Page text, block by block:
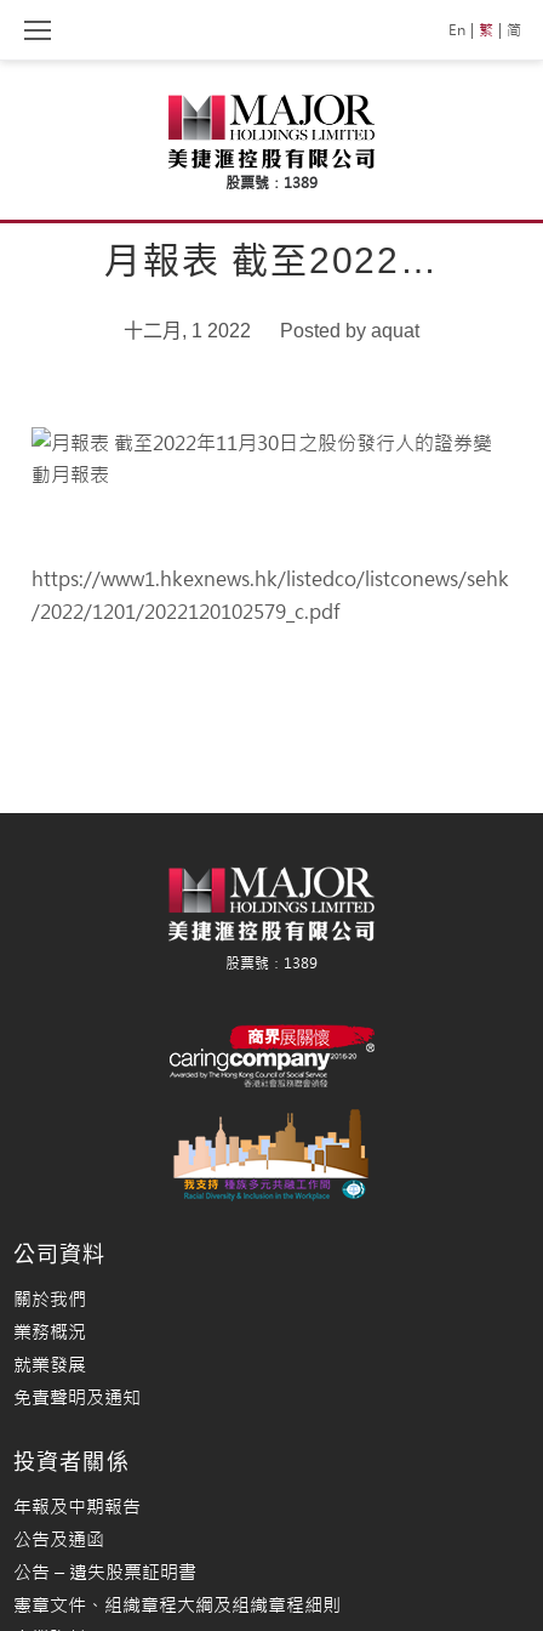
Skip
En 繁 简
月報表 截至2022…
十二月, 1 2022 Posted by aquat
https://www1.hkexnews.hk/listedco/listconews/sehk
/2022/1201/2022120102579_c.pdf
公司資料
關於我們
業務概況
就業發展
免責聲明及通知
投資者關係
年報及中期報告
公告及通函
公告 – 遺失股票証明書
憲章文件、組織章程大綱及組織章程細則